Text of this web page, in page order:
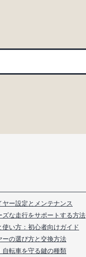
ー設定とメンテナンス
な走行をサポートする方法
い方：初心者向けガイド
の選び方と交換方法
転車を守る鍵の種類